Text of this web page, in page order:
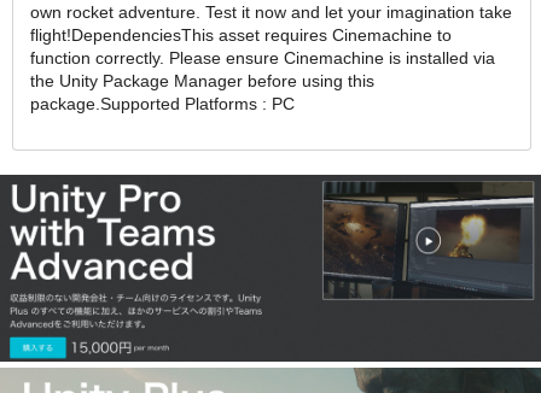
own rocket adventure. Test it now and let your imagination take
flight!DependenciesThis asset requires Cinemachine to
function correctly. Please ensure Cinemachine is installed via
the Unity Package Manager before using this
package.Supported Platforms : PC